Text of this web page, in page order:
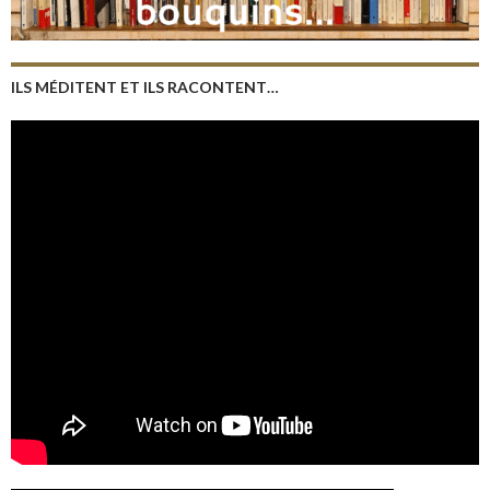
ILS MÉDITENT ET ILS RACONTENT…